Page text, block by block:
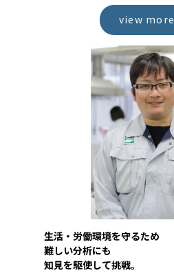
view more
生活・労働環境を守るため
難しい分析にも
知見を駆使して挑戦。